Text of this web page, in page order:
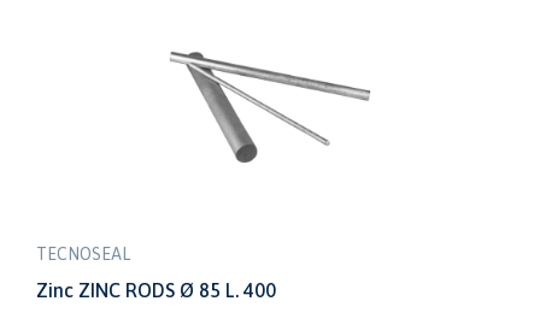
TECNOSEAL
Zinc ZINC RODS Ø 85 L. 400